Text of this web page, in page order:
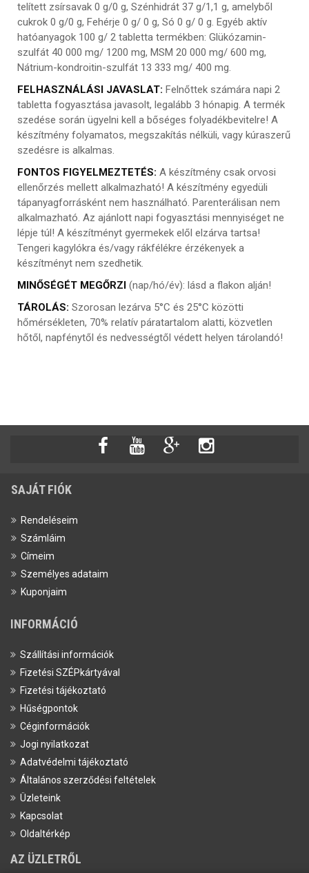
telített zsírsavak 0 g/0 g, Szénhidrát 37 g/1,1 g, amelyből
cukrok 0 g/0 g, Fehérje 0 g/ 0 g, Só 0 g/ 0 g. Egyéb aktív
hatóanyagok 100 g/ 2 tabletta termékben: Glükózamin-
szulfát 40 000 mg/ 1200 mg, MSM 20 000 mg/ 600 mg,
Nátrium-kondroitin-szulfát 13 333 mg/ 400 mg.
FELHASZNÁLÁSI JAVASLAT: Felnőttek számára napi 2
tabletta fogyasztása javasolt, legalább 3 hónapig. A termék
szedése során ügyelni kell a bőséges folyadékbevitelre! A
készítmény folyamatos, megszakítás nélküli, vagy kúraszerű
szedésre is alkalmas.
FONTOS FIGYELMEZTETÉS: A készítmény csak orvosi
ellenőrzés mellett alkalmazható! A készítmény egyedüli
tápanyagforrásként nem használható. Parenterálisan nem
alkalmazható. Az ajánlott napi fogyasztási mennyiséget ne
lépje túl! A készítményt gyermekek elől elzárva tartsa!
Tengeri kagylókra és/vagy rákfélékre érzékenyek a
készítményt nem szedhetik.
MINŐSÉGÉT MEGŐRZI (nap/hó/év): lásd a flakon alján!
TÁROLÁS: Szorosan lezárva 5°C és 25°C közötti
hőmérsékleten, 70% relatív páratartalom alatti, közvetlen
hőtől, napfénytől és nedvességtől védett helyen tárolandó!
SAJÁT FIÓK
Rendeléseim
Számláim
Címeim
Személyes adataim
Kuponjaim
INFORMÁCIÓ
Szállítási információk
Fizetési SZÉPkártyával
Fizetési tájékoztató
Hűségpontok
Céginformációk
Jogi nyilatkozat
Adatvédelmi tájékoztató
Általános szerződési feltételek
Üzleteink
Kapcsolat
Oldaltérkép
AZ ÜZLETRŐL